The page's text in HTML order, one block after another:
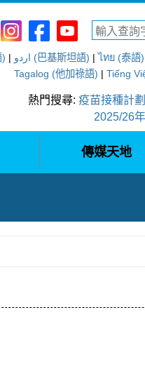
) | اردو (巴基斯坦語) |ไทย (泰語)
Tagalog (他加祿語) | Tiếng
熱門搜尋: 疫苗接種計劃
2025/26
傳媒天地